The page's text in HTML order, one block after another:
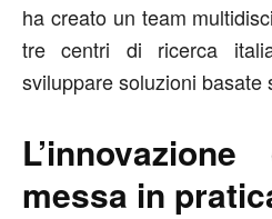
ha creato un team
tre centri di ricerca
sviluppare soluzioni basate
messa in